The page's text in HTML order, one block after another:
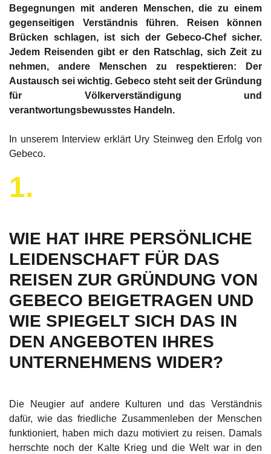
Begegnungen mit anderen Menschen, die zu einem
gegenseitigen Verständnis führen. Reisen können
Brücken schlagen, ist sich der Gebeco-Chef sicher.
Jedem Reisenden gibt er den Ratschlag, sich Zeit zu
nehmen, andere Menschen zu respektieren: Der
Austausch sei wichtig. Gebeco steht seit der Gründung
für Völkerverständigung und
verantwortungsbewusstes Handeln.
In unserem Interview erklärt Ury Steinweg den Erfolg von
Gebeco.
1.
WIE HAT IHRE PERSÖNLICHE
LEIDENSCHAFT FÜR DAS
REISEN ZUR GRÜNDUNG VON
GEBECO BEIGETRAGEN UND
WIE SPIEGELT SICH DAS IN
DEN ANGEBOTEN IHRES
UNTERNEHMENS WIDER?
Die Neugier auf andere Kulturen und das Verständnis
dafür, wie das friedliche Zusammenleben der Menschen
funktioniert, haben mich dazu motiviert zu reisen. Damals
herrschte noch der Kalte Krieg und die Welt war in den